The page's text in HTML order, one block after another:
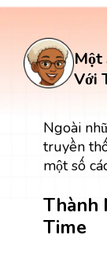
Một
Với
Ngoài
truyền
một số
Thành
Time